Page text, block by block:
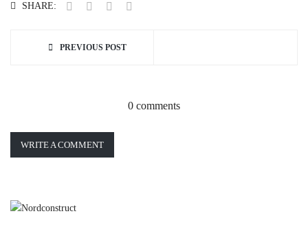
SHARE:
PREVIOUS POST
0 comments
WRITE A COMMENT